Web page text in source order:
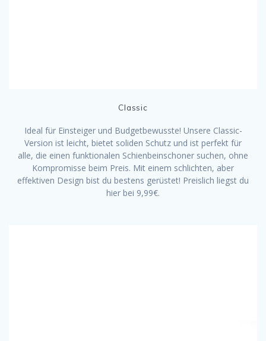
Classic
Ideal für Einsteiger und Budgetbewusste! Unsere Classic-
Version ist leicht, bietet soliden Schutz und ist perfekt für
alle, die einen funktionalen Schienbeinschoner suchen, ohne
Kompromisse beim Preis. Mit einem schlichten, aber
effektiven Design bist du bestens gerüstet! Preislich liegst du
hier bei 9,99€.